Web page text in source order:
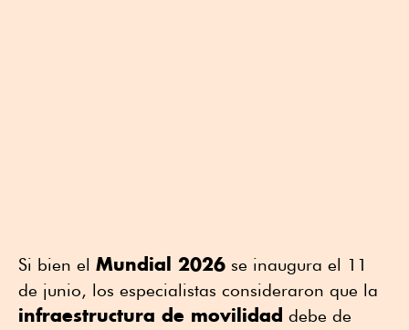
Si bien el Mundial 2026 se inaugura el 11
de junio, los especialistas consideraron que la
infraestructura de movilidad debe de